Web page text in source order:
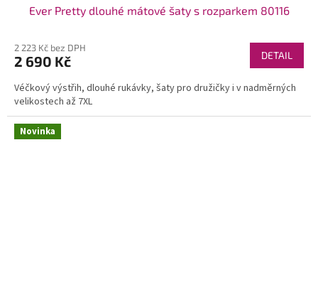
Ever Pretty dlouhé mátové šaty s rozparkem 80116
2 223 Kč bez DPH
2 690 Kč DETAIL
Véčkový výstřih, dlouhé rukávky, šaty pro družičky i v nadměrných
velikostech až 7XL
Novinka